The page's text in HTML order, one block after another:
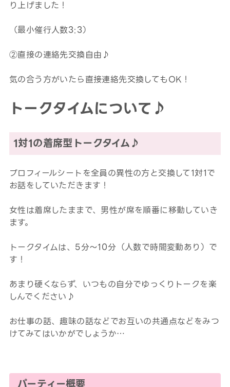
り上げました！
（最小催行人数3:3）
②直接の連絡先交換自由♪
気の合う方がいたら直接連絡先交換してもOK！
トークタイムについて♪
1対1の着席型トークタイム♪
プロフィールシートを全員の異性の方と交換して1対1で
お話をしていただきます！
女性は着席したままで、男性が席を順番に移動していき
ます。
トークタイムは、5分～10分（人数で時間変動あり）で
す！
あまり硬くならず、いつもの自分でゆっくりトークを楽
しんでください♪
お仕事の話、趣味の話などでお互いの共通点などをみつ
けてみてはいかがでしょうか…